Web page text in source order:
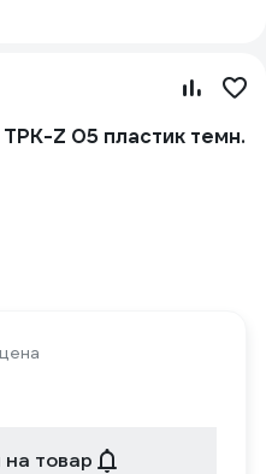
Z 05 пластик темн.
товар